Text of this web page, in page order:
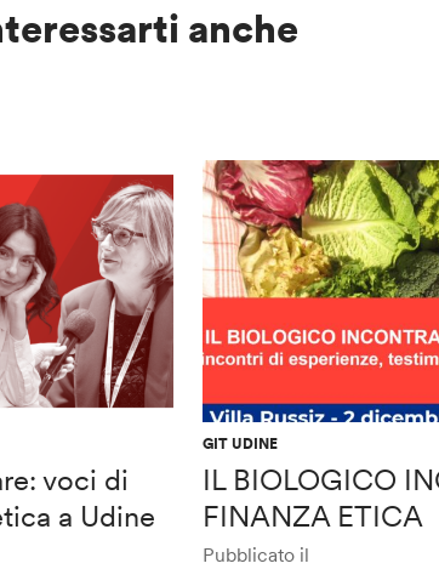
anche
voci di
a Udine
GIT UDINE
IL BIOLOGICO
FINANZA ETICA
Pubblicato il